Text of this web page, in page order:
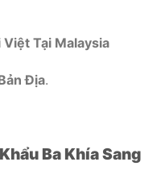
Tại Malaysia
Địa.
Ba Khía Sang